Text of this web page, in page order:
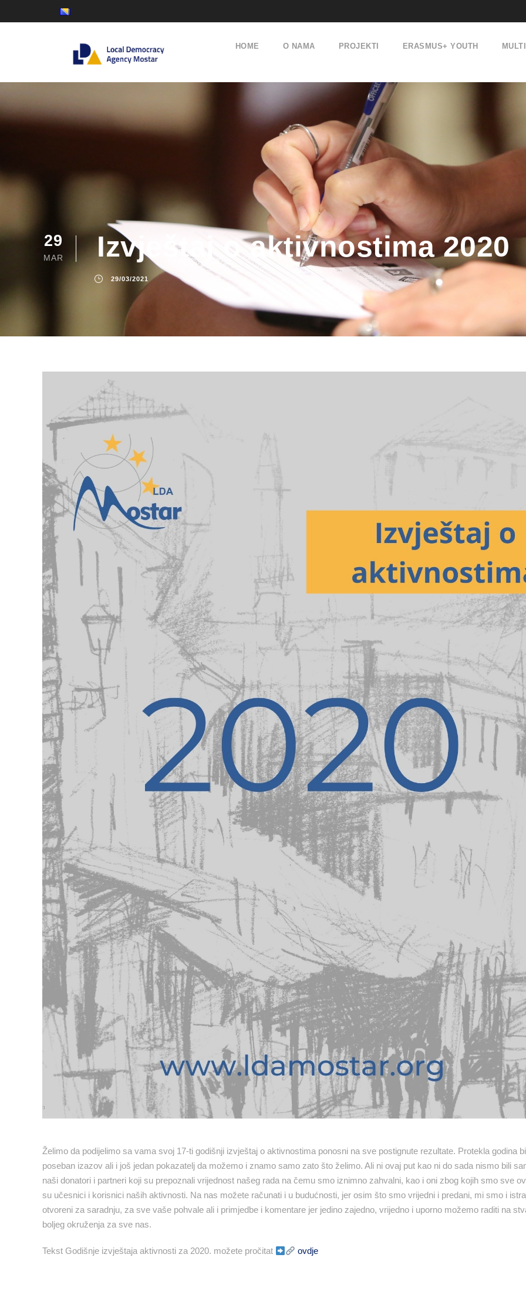
HOME O NAMA PROJEKTI ERASMUS+ YOUTH
29
MAR Izvještaj o aktivnostima 2020
29/03/2021
Želimo da podijelimo sa vama svoj 17-ti godišnji izvještaj o aktivnostima ponosni na sve postignute rezultate. Protekla godina
poseban izazov ali i još jedan pokazatelj da možemo i znamo samo zato što želimo. Ali ni ovaj put kao ni do sada nismo bili
naši donatori i partneri koji su prepoznali vrijednost našeg rada na čemu smo iznimno zahvalni, kao i oni zbog kojih smo sve
su učesnici i korisnici naših aktivnosti. Na nas možete računati i u budućnosti, jer osim što smo vrijedni i predani, mi smo i
otvoreni za saradnju, za sve vaše pohvale ali i primjedbe i komentare jer jedino zajedno, vrijedno i uporno možemo raditi na
boljeg okruženja za sve nas.
Tekst Godišnje izvještaja aktivnosti za 2020. možete pročitat ovdje